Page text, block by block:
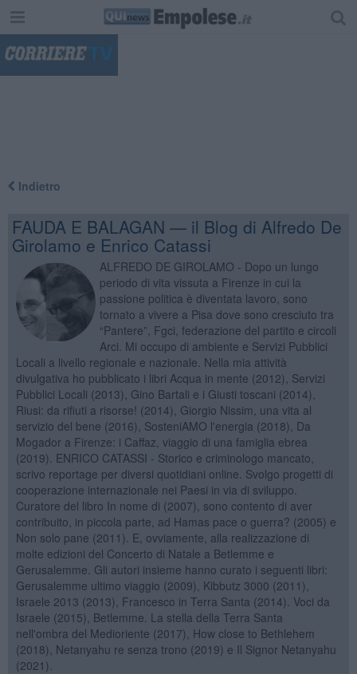
Indietro
FAUDA E BALAGAN — il Blog di Alfredo De
Girolamo e Enrico Catassi
ALFREDO DE GIROLAMO - Dopo un lungo
periodo di vita vissuta a Firenze in cui la
passione politica è diventata lavoro, sono
tornato a vivere a Pisa dove sono cresciuto tra
“Pantere”, Fgci, federazione del partito e circoli
Arci. Mi occupo di ambiente e Servizi Pubblici
Locali a livello regionale e nazionale. Nella mia attività
divulgativa ho pubblicato i libri Acqua in mente (2012), Servizi
Pubblici Locali (2013), Gino Bartali e i Giusti toscani (2014),
Riusi: da rifiuti a risorse! (2014), Giorgio Nissim, una vita al
servizio del bene (2016), SosteniAMO l'energia (2018), Da
Mogador a Firenze: i Caffaz, viaggio di una famiglia ebrea
(2019). ENRICO CATASSI - Storico e criminologo mancato,
scrivo reportage per diversi quotidiani online. Svolgo progetti di
cooperazione internazionale nei Paesi in via di sviluppo.
Curatore del libro In nome di (2007), sono contento di aver
contribuito, in piccola parte, ad Hamas pace o guerra? (2005) e
Non solo pane (2011). E, ovviamente, alla realizzazione di
molte edizioni del Concerto di Natale a Betlemme e
Gerusalemme. Gli autori insieme hanno curato i seguenti libri:
Gerusalemme ultimo viaggio (2009), Kibbutz 3000 (2011),
Israele 2013 (2013), Francesco in Terra Santa (2014). Voci da
Israele (2015), Betlemme. La stella della Terra Santa
nell'ombra del Medioriente (2017), How close to Bethlehem
(2018), Netanyahu re senza trono (2019) e Il Signor Netanyahu
(2021).